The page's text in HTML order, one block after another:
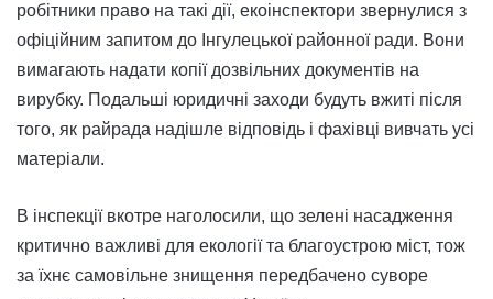
робітники право на такі дії, екоінспектори звернулися з
офіційним запитом до Інгулецької районної ради. Вони
вимагають надати копії дозвільних документів на
вирубку. Подальші юридичні заходи будуть вжиті після
того, як райрада надішле відповідь і фахівці вивчать усі
матеріали.
В інспекції вкотре наголосили, що зелені насадження
критично важливі для екології та благоустрою міст, тож
за їхнє самовільне знищення передбачено суворе